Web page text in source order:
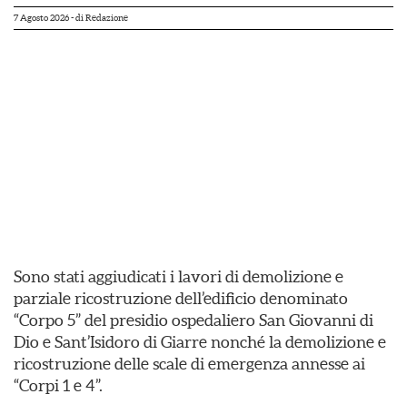
7 Agosto 2026- diRedazione
Sono stati aggiudicati i lavori di demolizione e
parziale ricostruzione dell’edificio denominato
“Corpo 5” del presidio ospedaliero San Giovanni di
Dio e Sant’Isidoro di Giarre nonché la demolizione e
ricostruzione delle scale di emergenza annesse ai
“Corpi 1 e 4”.